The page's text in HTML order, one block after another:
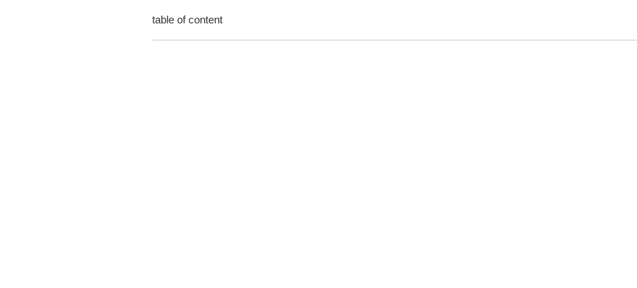
table of content